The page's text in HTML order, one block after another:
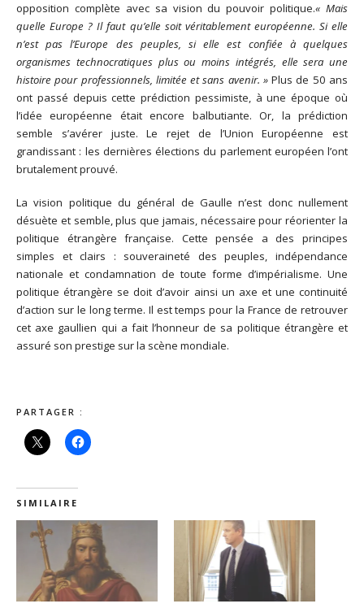
opposition complète avec sa vision du pouvoir politique.« Mais
quelle Europe ? Il faut qu’elle soit véritablement européenne. Si elle
n’est pas l’Europe des peuples, si elle est confiée à quelques
organismes technocratiques plus ou moins intégrés, elle sera une
histoire pour professionnels, limitée et sans avenir. »Plus de 50 ans
ont passé depuis cette prédiction pessimiste, à une époque où
l’idée européenne était encore balbutiante. Or, la prédiction
semble s’avérer juste. Le rejet de l’Union Européenne est
grandissant : les dernières élections du parlement européen l’ont
brutalement prouvé.
La vision politique du général de Gaulle n’est donc nullement
désuète et semble, plus que jamais, nécessaire pour réorienter la
politique étrangère française. Cette pensée a des principes
simples et clairs : souveraineté des peuples, indépendance
nationale et condamnation de toute forme d’impérialisme. Une
politique étrangère se doit d’avoir ainsi un axe et une continuité
d’action sur le long terme. Il est temps pour la France de retrouver
cet axe gaullien qui a fait l’honneur de sa politique étrangère et
assuré son prestige sur la scène mondiale.
PARTAGER :
SIMILAIRE